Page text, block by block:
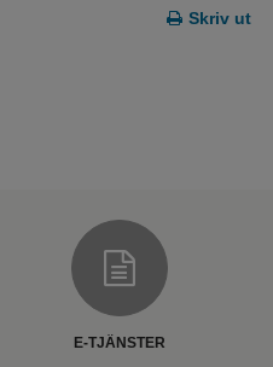
Skriv ut
E-TJÄNSTER